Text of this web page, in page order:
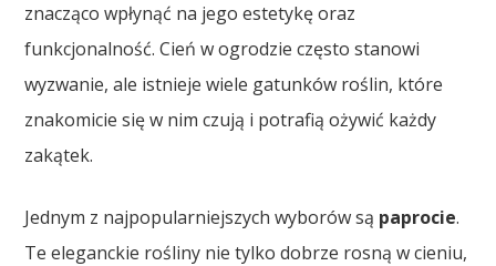
znacząco wpłynąć na jego estetykę oraz
funkcjonalność. Cień w ogrodzie często stanowi
wyzwanie, ale istnieje wiele gatunków roślin, które
znakomicie się w nim czują i potrafią ożywić każdy
zakątek.
Jednym z najpopularniejszych wyborów są paprocie.
Te eleganckie rośliny nie tylko dobrze rosną w cieniu,